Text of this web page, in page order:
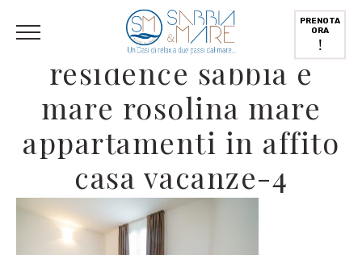
PRENOTA
ORA
!
residence sabbia e
mare rosolina mare
appartamenti in affito
casa vacanze-4
Inglese) Deutsch ( Tedesco Italiano